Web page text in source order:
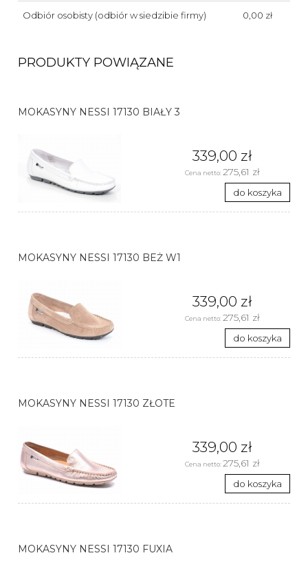
Odbiór osobisty(odbiór w siedzibie firmy) 0,00 zł
PRODUKTY POWIĄZANE
MOKASYNY NESSI 17130 BIAŁY 3
339,00 zł
Cena netto:275,61 zł
do koszyka
MOKASYNY NESSI 17130 BEŻ W1
339,00 zł
Cena netto:275,61 zł
do koszyka
MOKASYNY NESSI 17130 ZŁOTE
339,00 zł
Cena netto:275,61 zł
do koszyka
MOKASYNY NESSI 17130 FUXIA